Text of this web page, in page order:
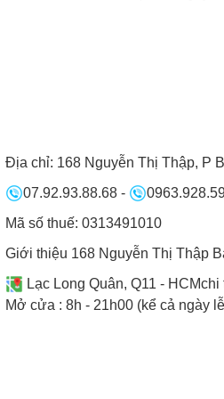
I. Tổng quan về bếp từ
ĐỘI NGŨ NHÂN
Địa chỉ: 168 Nguyễn Thị Thập, P
07.92.93.88.68 -
Mã số thuế: 0313491010
Giới thiệu 168 Nguyễn Thị Thập
Lạc Long Quân, Q11 - HCMchi
Mở cửa : 8h - 21h00 (kể cả ngày